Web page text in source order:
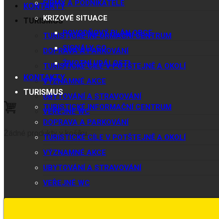
KONTAKTY
TURISMUS
TURISTICKÉ INFORMAČNÍ CENTRUM
DOPRAVA A PARKOVÁNÍ
TURISTICKÉ CÍLE V POTŠTEJNĚ A OKOLÍ
VÝZNAMNÉ AKCE
UBYTOVÁNÍ A STRAVOVÁNÍ
VEŘEJNÉ WC
Žádné produkty v košíku.
FIRMY A PODNIKATELÉ
KRIZOVÉ SITUACE
POVODŇOVÝ PLÁN OBCE
SIGNÁLY CO
ŽIVOTNÍ UDÁLOSTI
KONTAKTY
TURISMUS
TURISTICKÉ INFORMAČNÍ CENTRUM
DOPRAVA A PARKOVÁNÍ
TURISTICKÉ CÍLE V POTŠTEJNĚ A OKOLÍ
VÝZNAMNÉ AKCE
UBYTOVÁNÍ A STRAVOVÁNÍ
VEŘEJNÉ WC